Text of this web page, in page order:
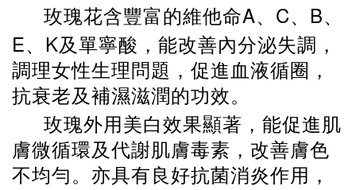
玫瑰花含豐富的維他命A、 C、 B、
E、 K及單寧酸，能改善內分泌失調，
調理女性生理問題，促進血液循圈，
抗衰老及補濕滋潤的功效。
玫瑰外用美白效果顯著，能促進肌
膚微循環及代謝肌膚毒素，改善膚色
不均勻。亦具有良好抗菌消炎作用，